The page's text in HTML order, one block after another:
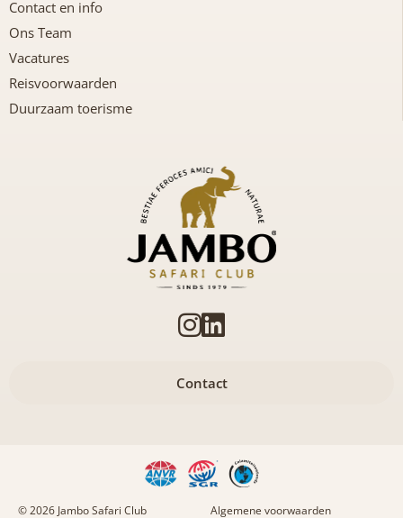
Contact en info
Ons Team
Vacatures
Reisvoorwaarden
Duurzaam toerisme
Contact
© 2026 Jambo Safari Club Algemene voorwaarden